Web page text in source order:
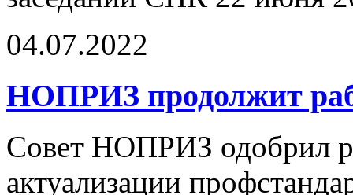
04.07.2022
НОПРИЗ продолжит
Совет НОПРИЗ одобрил
актуализации